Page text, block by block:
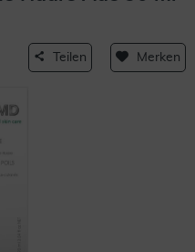
Teilen Merken